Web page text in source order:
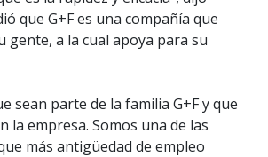
que G+F es una compañía que
gente, a la cual apoya para su
sean parte de la familia G+F y que
la empresa. Somos una de las
más antigüedad de empleo